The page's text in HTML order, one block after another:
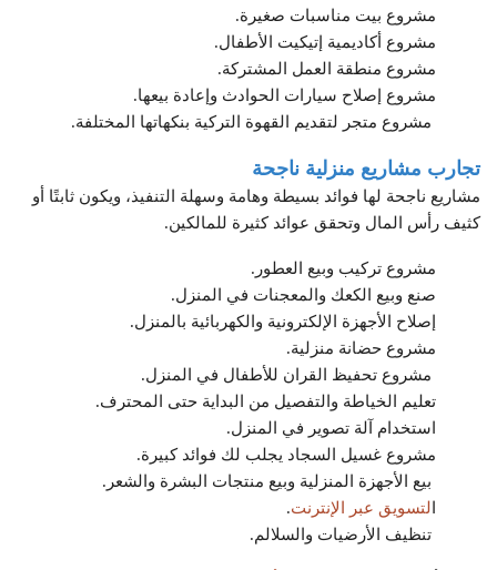
مشروع بيت مناسبات صغيرة.
مشروع أكاديمية إتيكيت الأطفال.
مشروع منطقة العمل المشتركة.
مشروع إصلاح سيارات الحوادث وإعادة بيعها.
مشروع متجر لتقديم القهوة التركية بنكهاتها المختلفة.
تجارب مشاريع منزلية ناجحة
مشاريع ناجحة لها فوائد بسيطة وهامة وسهلة التنفيذ، ويكون ثابتًا أو
كثيف رأس المال وتحقق عوائد كثيرة للمالكين.
مشروع تركيب وبيع العطور.
صنع وبيع الكعك والمعجنات في المنزل.
إصلاح الأجهزة الإلكترونية والكهربائية بالمنزل.
مشروع حضانة منزلية.
مشروع تحفيظ القران للأطفال في المنزل.
تعليم الخياطة والتفصيل من البداية حتى المحترف.
استخدام آلة تصوير في المنزل.
مشروع غسيل السجاد يجلب لك فوائد كبيرة.
بيع الأجهزة المنزلية وبيع منتجات البشرة والشعر.
لتسويق عبر الإنترنت.
تنظيف الأرضيات والسلالم.